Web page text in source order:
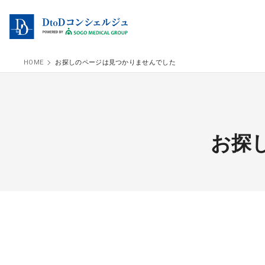
HOME お探しのページは見つかりませんでした
お探